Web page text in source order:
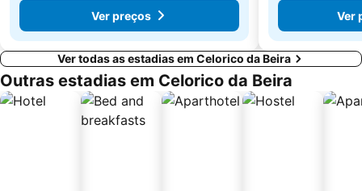
Ver preços
Ver
Ver todas as estadias em Celorico da Beira
Outras estadias em Celorico da Beira